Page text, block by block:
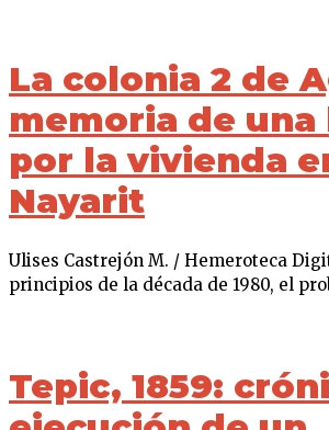
La colonia 2 de
memoria de una
por la vivienda
Nayarit
Ulises Castrejón M. / Hemeroteca
principios de la década de 1980, el
Tepic, 1859: